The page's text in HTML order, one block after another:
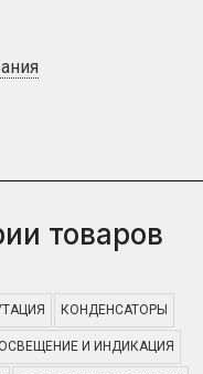
товаров
КОНДЕНСАТОРЫ
ОСВЕЩЕНИЕ И ИНДИКАЦИЯ